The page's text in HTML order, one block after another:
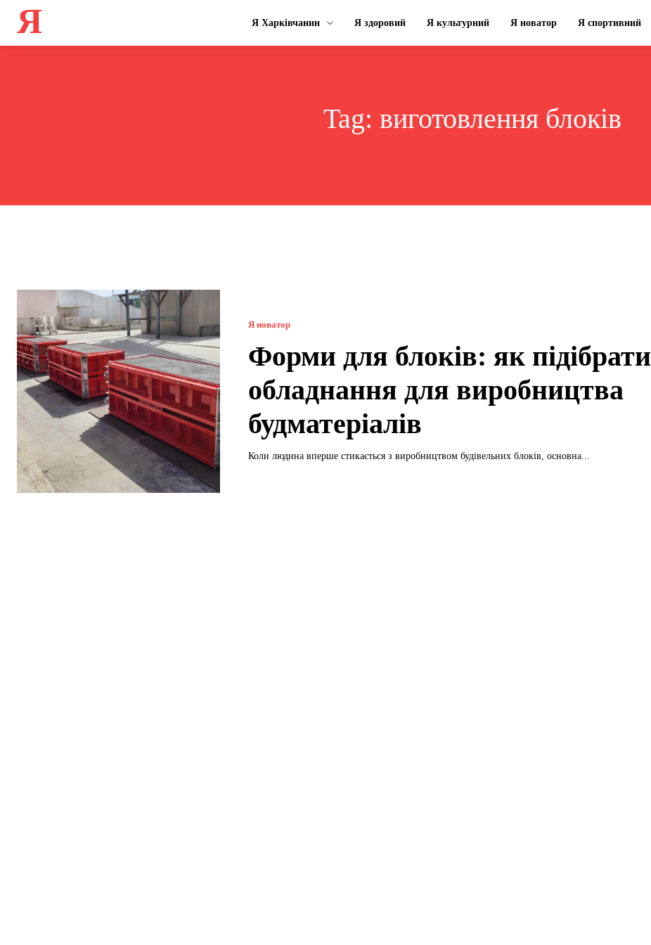
Я Я Харківчанин Я здоровий Я культурний Я новатор Я спортивний
Tag: виготовлення блоків
Я новатор
Форми для блоків: як підібрати
обладнання для виробництва
будматеріалів
Коли людина вперше стикається з виробництвом будівельних блоків, основна...